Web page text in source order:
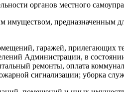
органов местного
имуществом, предназначенным
гаражей, прилегающих
Администрации, в
ремонты, оплата
сигнализации; уборка